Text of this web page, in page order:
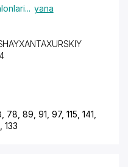
... yana
89, 91, 97, 115, 141,
133